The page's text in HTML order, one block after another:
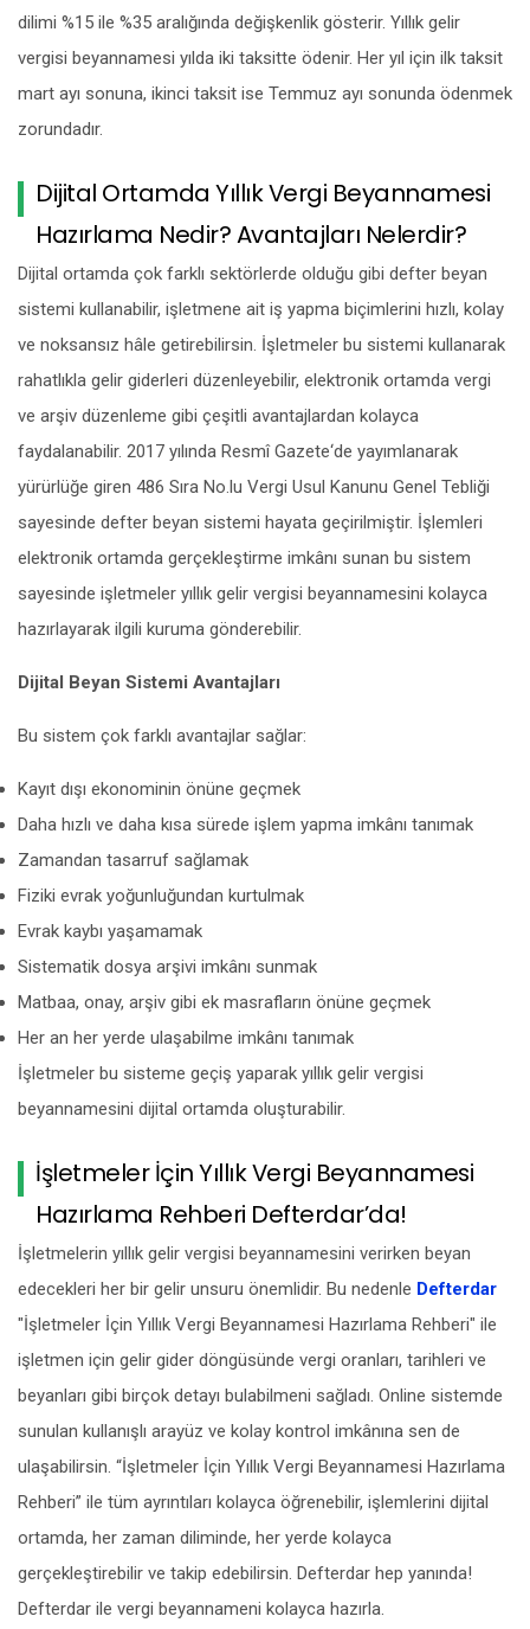
dilimi %15 ile %35 aralığında değişkenlik gösterir. Yıllık gelir
vergisi beyannamesi yılda iki taksitte ödenir. Her yıl için ilk taksit
mart ayı sonuna, ikinci taksit ise Temmuz ayı sonunda ödenmek
zorundadır.
Dijital Ortamda Yıllık Vergi Beyannamesi
Hazırlama Nedir? Avantajları Nelerdir?
Dijital ortamda çok farklı sektörlerde olduğu gibi defter beyan
sistemi kullanabilir, işletmene ait iş yapma biçimlerini hızlı, kolay
ve noksansız hâle getirebilirsin. İşletmeler bu sistemi kullanarak
rahatlıkla gelir giderleri düzenleyebilir, elektronik ortamda vergi
ve arşiv düzenleme gibi çeşitli avantajlardan kolayca
faydalanabilir. 2017 yılında Resmî Gazete‘de yayımlanarak
yürürlüğe giren 486 Sıra No.lu Vergi Usul Kanunu Genel Tebliği
sayesinde defter beyan sistemi hayata geçirilmiştir. İşlemleri
elektronik ortamda gerçekleştirme imkânı sunan bu sistem
sayesinde işletmeler yıllık gelir vergisi beyannamesini kolayca
hazırlayarak ilgili kuruma gönderebilir.
Dijital Beyan Sistemi Avantajları
Bu sistem çok farklı avantajlar sağlar:
Kayıt dışı ekonominin önüne geçmek
Daha hızlı ve daha kısa sürede işlem yapma imkânı tanımak
Zamandan tasarruf sağlamak
Fiziki evrak yoğunluğundan kurtulmak
Evrak kaybı yaşamamak
Sistematik dosya arşivi imkânı sunmak
Matbaa, onay, arşiv gibi ek masrafların önüne geçmek
Her an her yerde ulaşabilme imkânı tanımak
İşletmeler bu sisteme geçiş yaparak yıllık gelir vergisi
beyannamesini dijital ortamda oluşturabilir.
İşletmeler İçin Yıllık Vergi Beyannamesi
Hazırlama Rehberi Defterdar’da!
İşletmelerin yıllık gelir vergisi beyannamesini verirken beyan
edecekleri her bir gelir unsuru önemlidir. Bu nedenle Defterdar
"İşletmeler İçin Yıllık Vergi Beyannamesi Hazırlama Rehberi" ile
işletmen için gelir gider döngüsünde vergi oranları, tarihleri ve
beyanları gibi birçok detayı bulabilmeni sağladı. Online sistemde
sunulan kullanışlı arayüz ve kolay kontrol imkânına sen de
ulaşabilirsin. “İşletmeler İçin Yıllık Vergi Beyannamesi Hazırlama
Rehberi” ile tüm ayrıntıları kolayca öğrenebilir, işlemlerini dijital
ortamda, her zaman diliminde, her yerde kolayca
gerçekleştirebilir ve takip edebilirsin. Defterdar hep yanında!
Defterdar ile vergi beyannameni kolayca hazırla.